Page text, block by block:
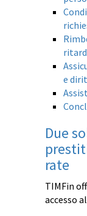
e
Due
rate
TIMFin
accesso